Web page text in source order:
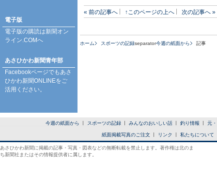
« 前の記事へ ↑このページの上へ 次の記事へ »
ホーム スポーツの記録separator今週の紙面から 記事
電子版
電子版の購読は新聞オン
ライン.COMへ
あさひかわ新聞青年部
Facebookページでもあさ
ひかわ新聞ONLINEをご
活用ください。
今週の紙面から スポーツの記録 みんなのおいしい話 釣り情報 元
紙面掲載写真のご注文 リンク 私たちについて
あさひかわ新聞に掲載の記事・写真・図表などの無断転載を禁止します。著作権は北のま
ち新聞社またはその情報提供者に属します。